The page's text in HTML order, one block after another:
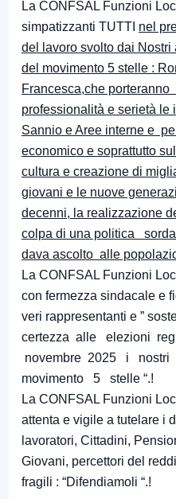
La CONFSAL Funzioni
simpatizzanti TUTTI nel
del lavoro svolto dai
del movimento 5 stelle :
Francesca,che
professionalità e serietà le
Sannio e Aree interne e
economico e soprattutto
cultura e creazione di
giovani e le nuove
decenni, la realizzazione
colpa di una politica
dava ascolto alle
La CONFSAL Funzioni
con fermezza sindacale e
veri rappresentanti e ”
certezza alle elezioni
novembre 2025 i nostri
movimento 5 stelle “.!
La CONFSAL Funzioni
attenta e vigile a tutelare i
lavoratori, Cittadini,
Giovani, percettori del
fragili : “Difendiamoli “.!